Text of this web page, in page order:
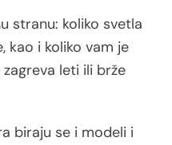
stranu: koliko svetla
kao i koliko vam je
leti ili brže
biraju se i modeli i